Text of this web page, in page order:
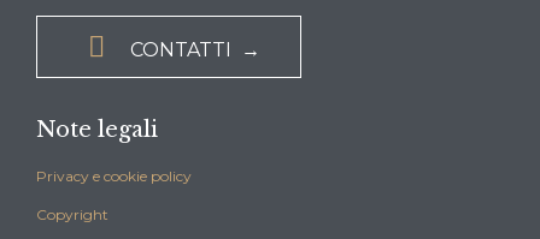
 CONTATTI →
Note legali
Privacy e cookie policy
Copyright